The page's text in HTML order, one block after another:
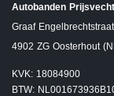
Autobanden
Graaf
4902 ZG Oosterhout
KVK: 18084900
BTW: